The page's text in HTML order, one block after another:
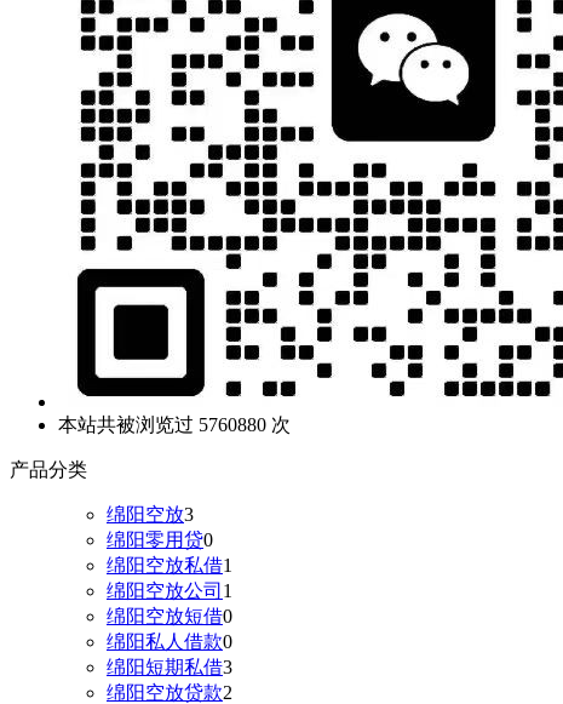
本站共被浏览过 5760880 次
产品分类
绵阳空放3
绵阳零用贷0
绵阳空放私借1
绵阳空放公司 1
绵阳空放短借0
绵阳私人借款0
绵阳短期私借3
绵阳空放贷款2